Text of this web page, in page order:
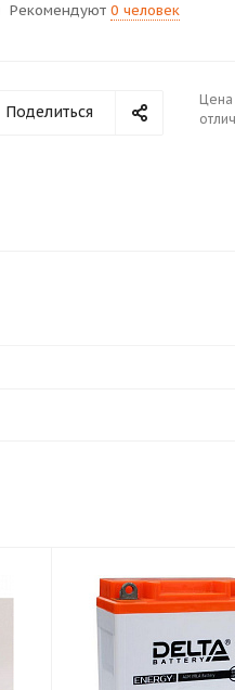
Рекомендуют 0 человек
Поделиться
Цена